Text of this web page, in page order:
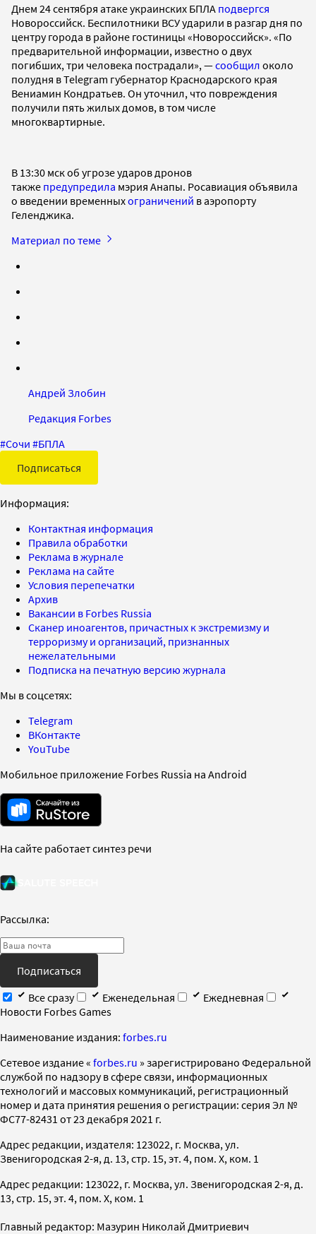
Днем 24 сентября атаке украинских БПЛА подвергся
Новороссийск. Беспилотники ВСУ ударили в разгар дня по
центру города в районе гостиницы «Новороссийск». «По
предварительной информации, известно о двух
погибших, три человека пострадали», —сообщил около
полудня в Telegram губернатор Краснодарского края
Вениамин Кондратьев. Он уточнил, что повреждения
получили пять жилых домов, в том числе
многоквартирные.
В 13:30 мск об угрозе ударов дронов
также предупредила мэрия Анапы. Росавиация объявила
о введении временныхограничений в аэропорту
Геленджика.
Материал по теме
Андрей Злобин
Редакция Forbes
#Сочи #БПЛА
Подписаться
Информация:
Контактная информация
Правила обработки
Реклама в журнале
Реклама на сайте
Условия перепечатки
Архив
Вакансии в Forbes Russia
Сканер иноагентов, причастных к экстремизму и
терроризму и организаций, признанных
нежелательными
Подписка на печатную версию журнала
Мы в соцсетях:
Telegram
ВКонтакте
YouTube
Мобильное приложение Forbes Russia на Android
На сайте работает синтез речи
Рассылка:
Подписаться
Все сразу
Еженедельная
Ежедневная
Новости Forbes Games
Наименование издания: forbes.ru
Cетевое издание « forbes.ru » зарегистрировано Федеральной
службой по надзору в сфере связи, информационных
технологий и массовых коммуникаций, регистрационный
номер и дата принятия решения о регистрации: серия Эл №
ФС77-82431 от 23 декабря 2021 г.
Адрес редакции, издателя: 123022, г. Москва, ул.
Звенигородская 2-я, д. 13, стр. 15, эт. 4, пом. X, ком. 1
Адрес редакции: 123022, г. Москва, ул. Звенигородская 2-я, д.
13, стр. 15, эт. 4, пом. X, ком. 1
Главный редактор: Мазурин Николай Дмитриевич